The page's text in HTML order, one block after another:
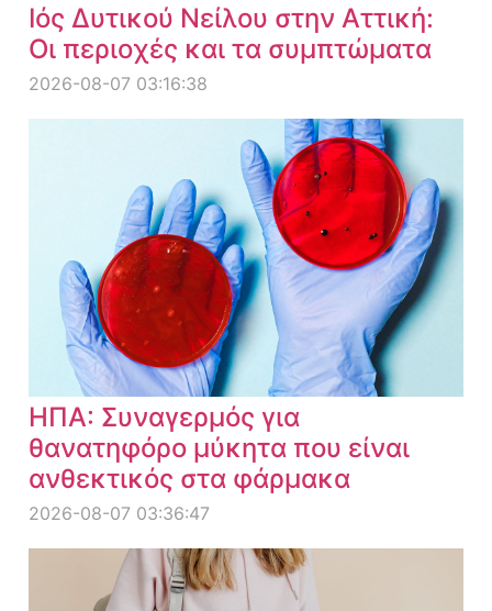
Ιός Δυτικού Νείλου στην Αττική:
Οι περιοχές και τα συμπτώματα
2026-08-07 03:16:38
ΗΠΑ: Συναγερμός για
θανατηφόρο μύκητα που είναι
ανθεκτικός στα φάρμακα
2026-08-07 03:36:47